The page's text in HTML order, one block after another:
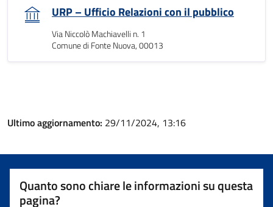
URP – Ufficio Relazioni con il pubblico
Via Niccolò Machiavelli n. 1
Comune di Fonte Nuova, 00013
Ultimo aggiornamento: 29/11/2024, 13:16
Quanto sono chiare le informazioni su questa
pagina?